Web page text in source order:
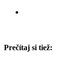
Prečítaj si tiež: